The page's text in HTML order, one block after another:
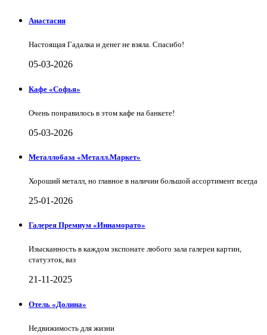
Анастасия
Настоящая Гадалка и денег не взяла. Спасибо!
05-03-2026
Кафе «Софья»
Очень понравилось в этом кафе на банкете!
05-03-2026
Металлобаза «Металл.Маркет»
Хороший металл, но главное в наличии большой ассортимент всегда
25-01-2026
Галерея Премиум «Иннаморато»
Изысканность в каждом экспонате любого зала галереи картин,
статуэток, ваз
21-11-2025
Отель «Долина»
Недвижимость для жизни